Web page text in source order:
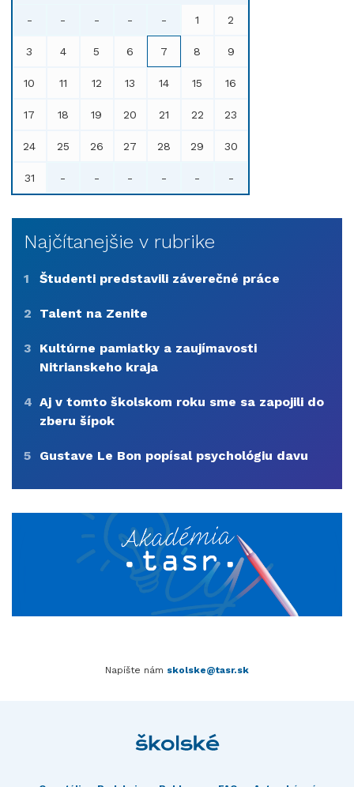
- - - - - 1 2
3 4 5 6 7 8 9
10 11 12 13 14 15 16
17 18 19 20 21 22 23
24 25 26 27 28 29 30
31 - - - - - -
Najčítanejšie v rubrike
1 Študenti predstavili záverečné práce
2 Talent na Zenite
3
Kultúrne pamiatky a zaujímavosti
Nitrianskeho kraja
4 Aj v tomto školskom roku sme sa zapojili do
zberu šípok
5 Gustave Le Bon popísal psychológiu davu
Napíšte nám skolske@tasr.sk